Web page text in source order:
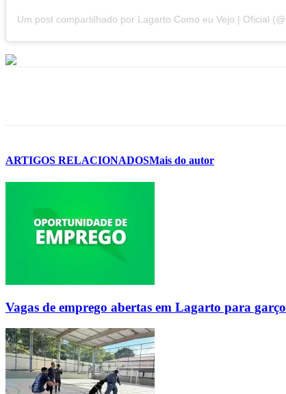
ARTIGOS RELACIONADOSMais do autor
Vagas de emprego abertas em Lagarto para